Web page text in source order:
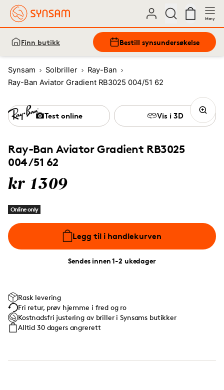
Meny
Finn butikk Bestill synsundersøkelse
Synsam Solbriller
Ray-Ban
Ray-Ban Aviator Gradient RB3025 004/51 62
Ray-Ban Aviator Gradient RB3025
004/51 62
kr 1309
Online only
Legg til i handlekurven
Sendes innen 1-2 ukedager
Test online Vis i 3D
Rask levering
Fri retur, prøv hjemme i fred og ro
Kostnadsfri justering av briller i Synsams butikker
Alltid 30 dagers angrerett